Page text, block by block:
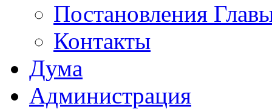
Постановления
Контакты
Дума
Администрация